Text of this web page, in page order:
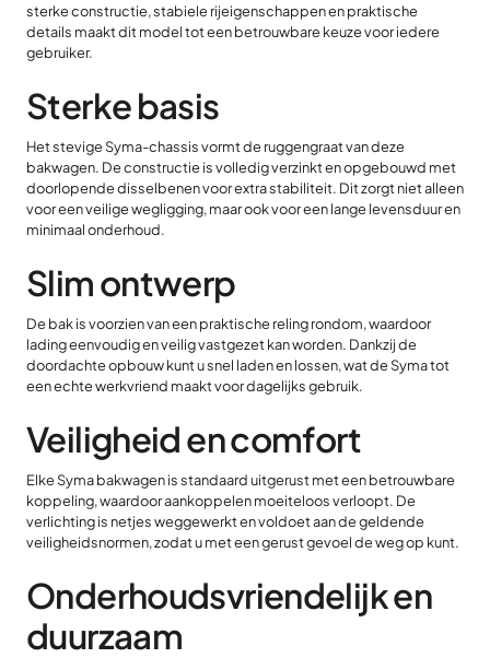
sterke constructie, stabiele rijeigenschappen en praktische
details maakt dit model tot een betrouwbare keuze voor iedere
gebruiker.
Sterke basis
Het stevige Syma-chassis vormt de ruggengraat van deze
bakwagen. De constructie is volledig verzinkt en opgebouwd met
doorlopende disselbenen voor extra stabiliteit. Dit zorgt niet alleen
voor een veilige wegligging, maar ook voor een lange levensduur en
minimaal onderhoud.
Slim ontwerp
De bak is voorzien van een praktische reling rondom, waardoor
lading eenvoudig en veilig vastgezet kan worden. Dankzij de
doordachte opbouw kunt u snel laden en lossen, wat de Syma tot
een echte werkvriend maakt voor dagelijks gebruik.
Veiligheid en comfort
Elke Syma bakwagen is standaard uitgerust met een betrouwbare
koppeling, waardoor aankoppelen moeiteloos verloopt. De
verlichting is netjes weggewerkt en voldoet aan de geldende
veiligheidsnormen, zodat u met een gerust gevoel de weg op kunt.
Onderhoudsvriendelijk en
duurzaam